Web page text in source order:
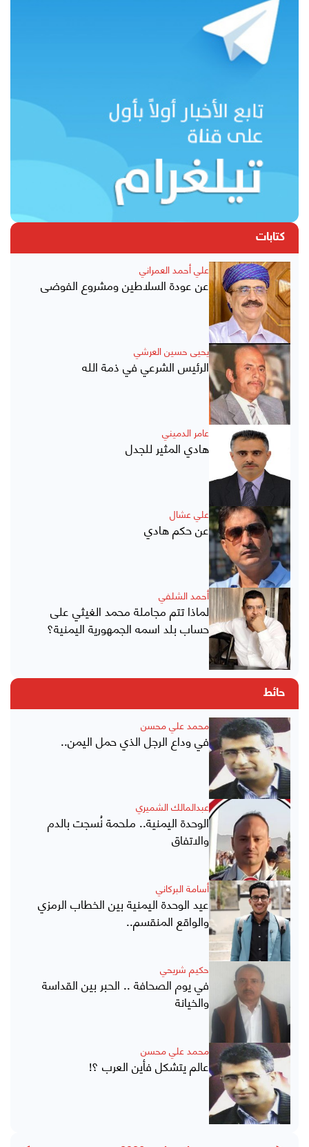
كتابات
علي أحمد العمراني
عن عودة السلاطين ومشروع الفوضى
يحيى حسين العرشي
الرئيس الشرعي في ذمة الله
عامر الدميني
هادي المثير للجدل
علي عشال
عن حكم هادي
أحمد الشلفي
لماذا تتم مجاملة محمد الغيثي على
حساب بلد اسمه الجمهورية اليمنية؟
حائط
محمد علي محسن
في وداع الرجل الذي حمل اليمن..
عبدالمالك الشميري
الوحدة اليمنية.. ملحمة نُسجت بالدم
والاتفاق
أسامة البركاني
عيد الوحدة اليمنية بين الخطاب الرمزي
والواقع المنقسم..
حكيم شريحي
في يوم الصحافة .. الحبر بين القداسة
والخيانة
محمد علي محسن
عالم يتشكل فأين العرب ؟!